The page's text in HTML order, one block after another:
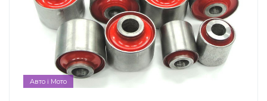
Авто і Мото